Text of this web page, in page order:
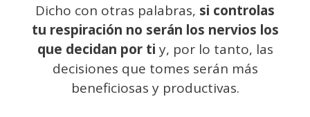
Dicho con otras palabras, si controlas
tu respiración no serán los nervios los
que decidan por ti y, por lo tanto, las
decisiones que tomes serán más
beneficiosas y productivas.